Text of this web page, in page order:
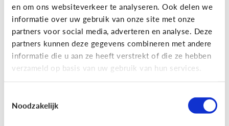
en om ons websiteverkeer te analyseren. Ook delen we
informatie over uw gebruik van onze site met onze
partners voor social media, adverteren en analyse. Deze
partners kunnen deze gegevens combineren met andere
informatie die u aan ze heeft verstrekt of die ze hebben
verzameld op basis van uw gebruik van hun services.
Noodzakelijk
Techniek en toekomst
Wat je moet weten over VR en AR